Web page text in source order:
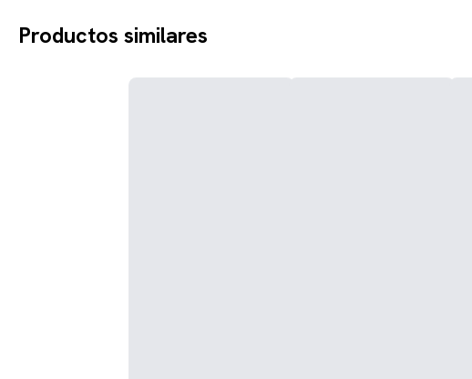
Productos similares